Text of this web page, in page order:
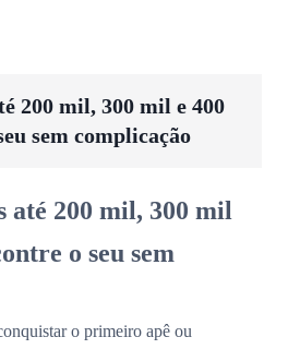
200 mil, 300 mil e 400
sem complicação
até 200 mil, 300 mil
o seu sem
o primeiro apê ou